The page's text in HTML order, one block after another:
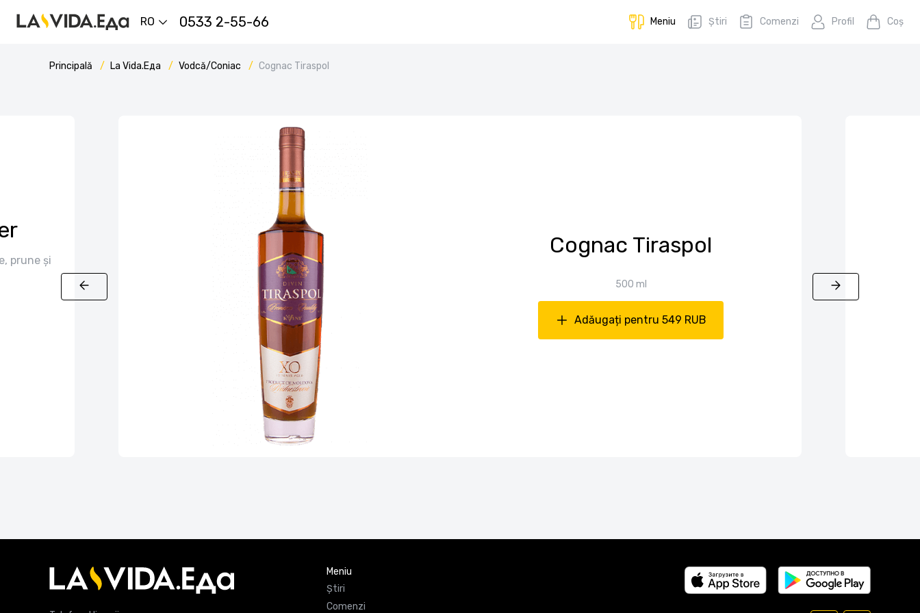
RO 0533 2-55-66 Meniu Știri Comenzi Profil Coş
Principală La Vida.Еда Vodcă/Coniac Cognac Tiraspol
prune și
Cognac Tiraspol
500 ml
Adăugați pentru 549 RUB
Meniu
Știri
Comenzi